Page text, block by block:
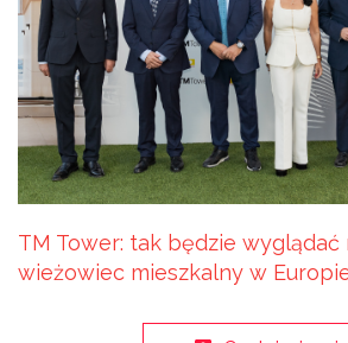
TM Tower: tak będzie wyglądać
wieżowiec mieszkalny w